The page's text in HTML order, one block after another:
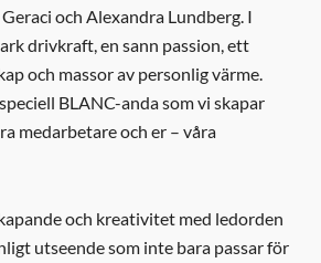
och Alexandra Lundberg. I
drivkraft, en sann passion, ett
och massor av personlig värme.
BLANC-anda som vi skapar
medarbetare och er – våra
och kreativitet med ledorden
utseende som inte bara passar för